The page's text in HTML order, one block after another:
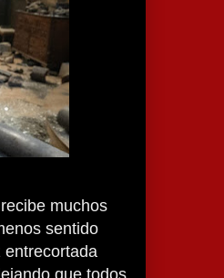
muchos
sentido
entrecortada
que todos